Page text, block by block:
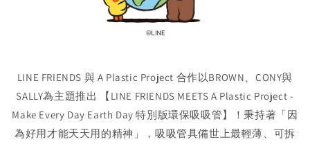
LINE FRIENDS 與 A Plastic Project 合作以BROWN、CONY與
SALLY為主題推出 【LINE FRIENDS MEETS A Plastic Project -
Make Every Day Earth Day 特別版環保吸吸管】！秉持著「因
為好用才能天天用的精神」，吸吸管具備世上最輕薄、可拆